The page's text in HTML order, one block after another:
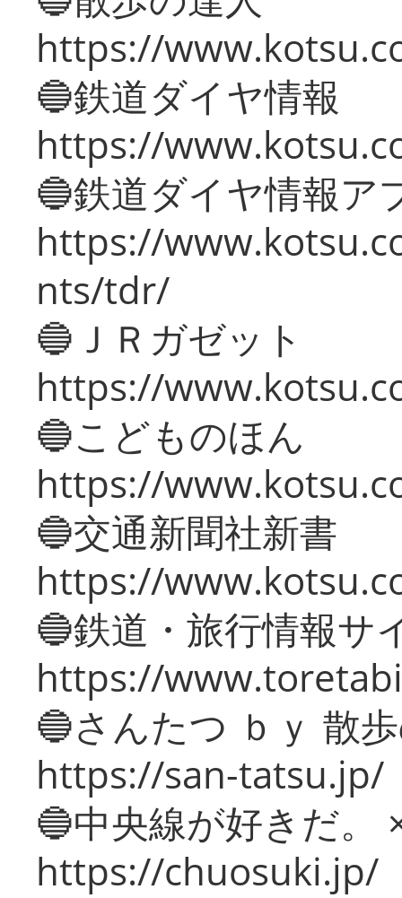
https://
🔵鉄道ダイヤ情報
https://
🔵鉄道ダイヤ情報ア
https://
nts/tdr/
🔵ＪＲガゼット
https://
🔵こどものほん
https://
🔵交通新聞社新書
https://
🔵鉄道・旅行情報サ
https://
🔵さんたつ ｂｙ 散
https://san-tatsu.jp/
🔵中央線が好きだ。
https://chuosuki.jp/